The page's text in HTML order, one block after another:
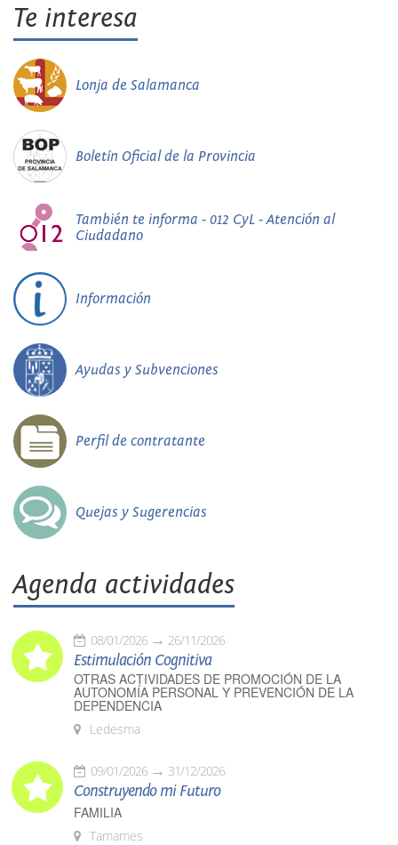
Te interesa
Lonja de Salamanca
Boletín Oficial de la Provincia
También te informa - 012 CyL - Atención al
Ciudadano
Información
Ayudas y Subvenciones
Perfil de contratante
Quejas y Sugerencias
Agenda actividades
08/01/2026 26/11/2026
Estimulación Cognitiva
OTRAS ACTIVIDADES DE PROMOCIÓN DE LA
AUTONOMÍA PERSONAL Y PREVENCIÓN DE LA
DEPENDENCIA
Ledesma
09/01/2026 31/12/2026
Construyendo mi Futuro
FAMILIA
Tamames